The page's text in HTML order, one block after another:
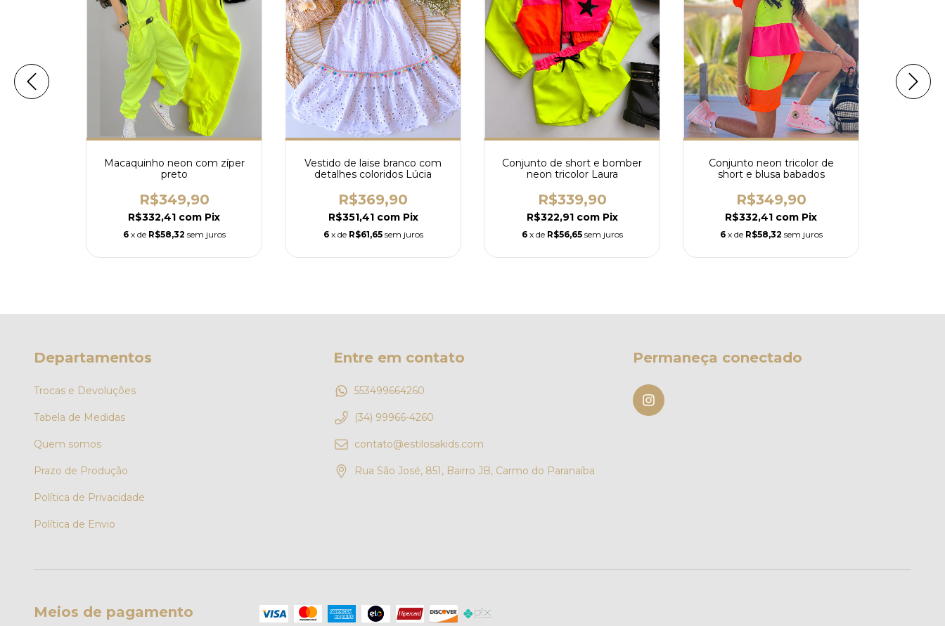
Macaquinho neon com zíper
preto
R$349,90
R$332,41 com Pix
6 x de R$58,32 sem juros
Vestido de laise branco com
detalhes coloridos Lúcia
R$369,90
R$351,41 com Pix
6 x de R$61,65 sem juros
Conjunto de short e bomber
neon tricolor Laura
R$339,90
R$322,91 com Pix
6 x de R$56,65 sem juros
Conjunto neon tricolor de
short e blusa babados
R$349,90
R$332,41 com Pix
6 x de R$58,32 sem juros
Departamentos
Trocas e Devoluções
Tabela de Medidas
Quem somos
Prazo de Produção
Política de Privacidade
Política de Envio
Entre em contato
553499664260
(34) 99966-4260
contato@estilosakids.com
Rua São José, 851, Bairro JB, Carmo do Paranaíba
Permaneça conectado
Meios de pagamento